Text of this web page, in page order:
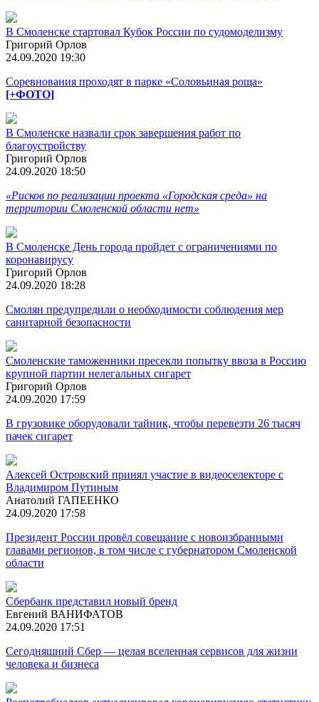
В Смоленске стартовал Кубок России по судомоделизму
Григорий Орлов
24.09.2020 19:30
Соревнования проходят в парке «Соловьиная роща»
[+ФОТО]
В Смоленске назвали срок завершения работ по
благоустройству
Григорий Орлов
24.09.2020 18:50
«Рисков по реализации проекта «Городская среда» на
территории Смоленской области нет»
В Смоленске День города пройдет с ограничениями по
коронавирусу
Григорий Орлов
24.09.2020 18:28
Смолян предупредили о необходимости соблюдения мер
санитарной безопасности
Смоленские таможенники пресекли попытку ввоза в Россию
крупной партии нелегальных сигарет
Григорий Орлов
24.09.2020 17:59
В грузовике оборудовали тайник, чтобы перевезти 26 тысяч
пачек сигарет
Алексей Островский принял участие в видеоселекторе с
Владимиром Путиным
Анатолий ГАПЕЕНКО
24.09.2020 17:58
Президент России провёл совещание с новоизбранными
главами регионов, в том числе с губернатором Смоленской
области
Сбербанк представил новый бренд
Евгений ВАНИФАТОВ
24.09.2020 17:51
Сегодняшний Сбер — целая вселенная сервисов для жизни
человека и бизнеса